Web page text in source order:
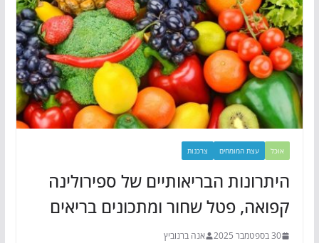
אוכל עצת המומחים צרכנות
היתרונות הבריאותיים של ספירולינה
קפואה, פטל שחור ומתכונים בריאים
30 בספטמבר 2025 אנה ברנוביץ